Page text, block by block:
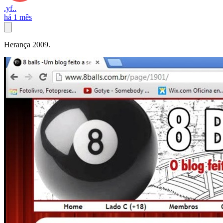
.yf..
há 1 mês
Herança 2009.